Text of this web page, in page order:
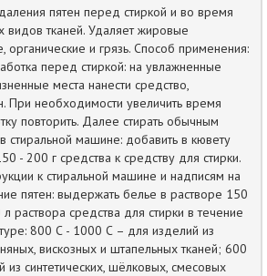
пятен перед стиркой и во время
видов тканей. Удаляет жировые
органические и грязь. Способ применения:
перед стиркой: на увлажненные
места нанести средство,
При необходимости увеличить время
повторить. Далее стирать обычным
стиральной машине: добавить в кювету
- 200 г средства к средству для стирки.
к стиральной машине и надписям на
пятен: выдержать белье в растворе 150
раствора средства для стирки в течение
800 С - 1000 С – для изделий из
вискозных и штапельных тканей; 600
синтетических, шёлковых, смесовых